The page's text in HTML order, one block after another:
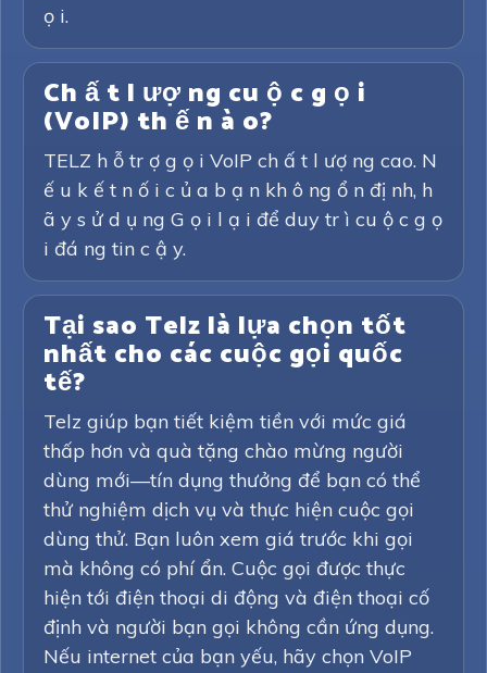
ọ i.
Ch ấ t l ượ ng cu ộ c g ọ i
(VoIP) th ế n à o?
TELZ h ỗ tr ợ g ọ i VoIP ch ấ t l ượ ng cao. N
ế u k ế t n ố i c ủ a b ạ n kh ô ng ổ n đị nh, h
ã y s ử d ụ ng G ọ i l ạ i để duy tr ì cu ộ c g ọ
i đá ng tin c ậ y.
Tại sao Telz là lựa chọn tốt
nhất cho các cuộc gọi quốc
tế?
Telz giúp bạn tiết kiệm tiền với mức giá
thấp hơn và quà tặng chào mừng người
dùng mới—tín dụng thưởng để bạn có thể
thử nghiệm dịch vụ và thực hiện cuộc gọi
dùng thử. Bạn luôn xem giá trước khi gọi
mà không có phí ẩn. Cuộc gọi được thực
hiện tới điện thoại di động và điện thoại cố
định và người bạn gọi không cần ứng dụng.
Nếu internet của bạn yếu, hãy chọn VoIP